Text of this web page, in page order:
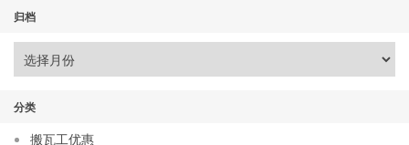
归档
分类
搬瓦工优惠